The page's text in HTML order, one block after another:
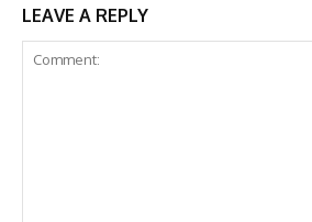
LEAVE A REPLY